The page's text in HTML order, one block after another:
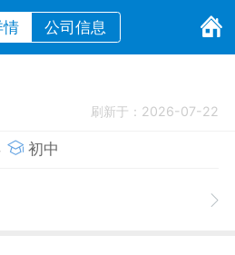
情 公司信息
刷新于：2026-07-22
初中